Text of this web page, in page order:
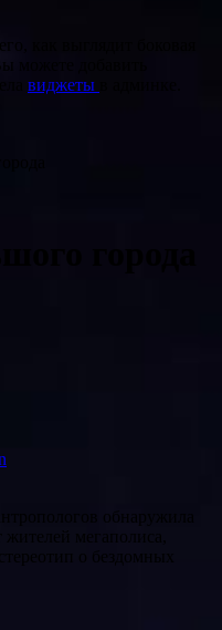
можете добавить
виджеты
мегаполиса,
о бездомных